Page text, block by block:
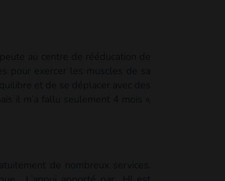
au centre de rééducation de
pour exercer les muscles de sa
et de se déplacer avec des
il m’a fallu seulement 4 mois »,
de nombreux services.